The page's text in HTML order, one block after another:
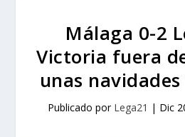
Málaga 0-2
Victoria fuera
unas
Publicado por Lega21 | Dic